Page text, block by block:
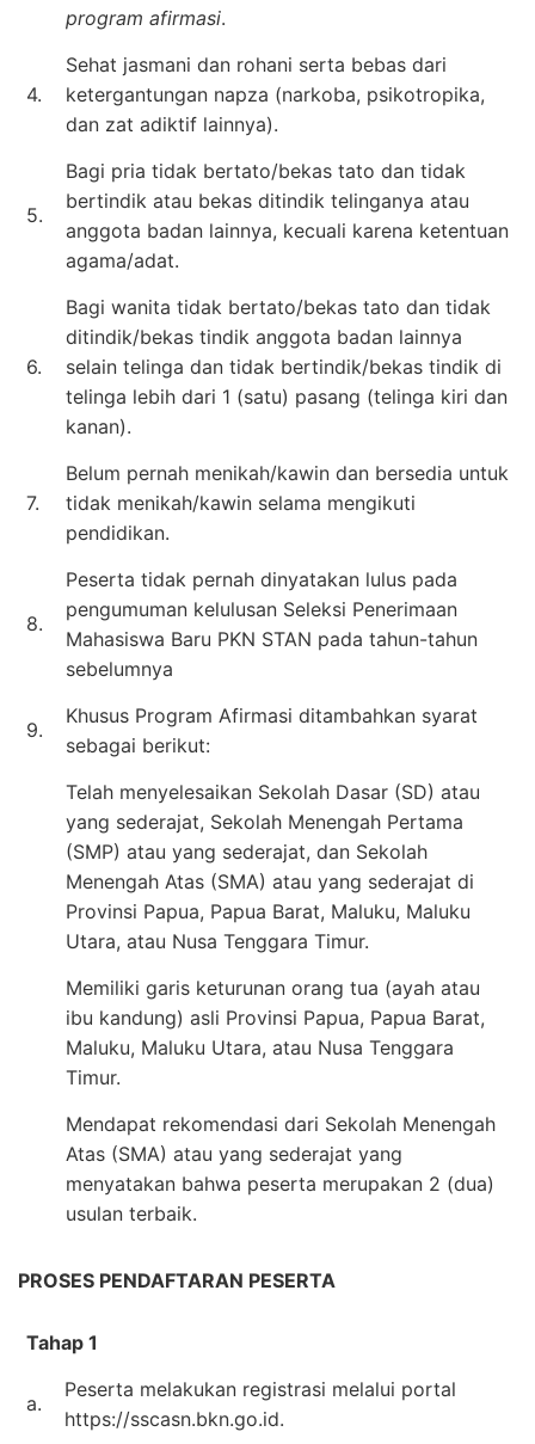
program afirmasi.
4.
Sehat jasmani dan rohani serta bebas dari
ketergantungan napza (narkoba, psikotropika,
dan zat adiktif lainnya).
5.
Bagi pria tidak bertato/bekas tato dan tidak
bertindik atau bekas ditindik telinganya atau
anggota badan lainnya, kecuali karena ketentuan
agama/adat.
6.
Bagi wanita tidak bertato/bekas tato dan tidak
ditindik/bekas tindik anggota badan lainnya
selain telinga dan tidak bertindik/bekas tindik di
telinga lebih dari 1 (satu) pasang (telinga kiri dan
kanan).
7.
Belum pernah menikah/kawin dan bersedia untuk
tidak menikah/kawin selama mengikuti
pendidikan.
8.
Peserta tidak pernah dinyatakan lulus pada
pengumuman kelulusan Seleksi Penerimaan
Mahasiswa Baru PKN STAN pada tahun-tahun
sebelumnya
9.
Khusus Program Afirmasi ditambahkan syarat
sebagai berikut:
Telah menyelesaikan Sekolah Dasar (SD) atau
yang sederajat, Sekolah Menengah Pertama
(SMP) atau yang sederajat, dan Sekolah
Menengah Atas (SMA) atau yang sederajat di
Provinsi Papua, Papua Barat, Maluku, Maluku
Utara, atau Nusa Tenggara Timur.
Memiliki garis keturunan orang tua (ayah atau
ibu kandung) asli Provinsi Papua, Papua Barat,
Maluku, Maluku Utara, atau Nusa Tenggara
Timur.
Mendapat rekomendasi dari Sekolah Menengah
Atas (SMA) atau yang sederajat yang
menyatakan bahwa peserta merupakan 2 (dua)
usulan terbaik.
PROSES PENDAFTARAN PESERTA
Tahap 1
a.
Peserta melakukan registrasi melalui portal
https://sscasn.bkn.go.id.